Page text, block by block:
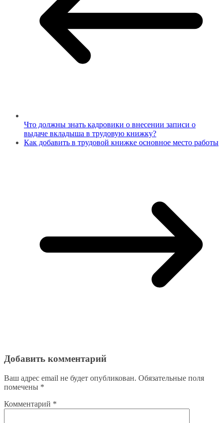
Что должны знать кадровики о внесении записи о
выдаче вкладыша в трудовую книжку?
Как добавить в трудовой книжке основное место работы
Добавить комментарий
Ваш адрес email не будет опубликован. Обязательные поля
помечены *
Комментарий *